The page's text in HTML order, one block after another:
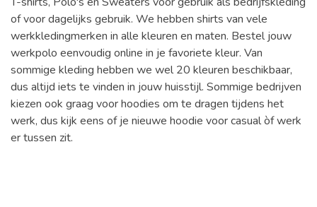
of voor dagelijks gebruik. We hebben shirts van vele
werkkledingmerken in alle kleuren en maten. Bestel jouw
werkpolo eenvoudig online in je favoriete kleur. Van
sommige kleding hebben we wel 20 kleuren beschikbaar,
dus altijd iets te vinden in jouw huisstijl. Sommige bedrijven
kiezen ook graag voor hoodies om te dragen tijdens het
werk, dus kijk eens of je nieuwe hoodie voor casual òf werk
er tussen zit.